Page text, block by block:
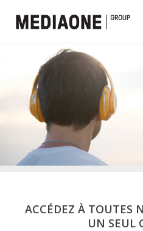
ACCÉDEZ À TOUTES
UN SEUL